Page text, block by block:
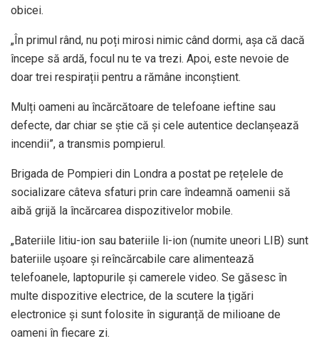
obicei.
„În primul rând, nu poți mirosi nimic când dormi, așa că dacă
începe să ardă, focul nu te va trezi. Apoi, este nevoie de
doar trei respirații pentru a rămâne inconștient.
Mulți oameni au încărcătoare de telefoane ieftine sau
defecte, dar chiar se știe că și cele autentice declanșează
incendii”, a transmis pompierul.
Brigada de Pompieri din Londra a postat pe rețelele de
socializare câteva sfaturi prin care îndeamnă oamenii să
aibă grijă la încărcarea dispozitivelor mobile.
„Bateriile litiu-ion sau bateriile li-ion (numite uneori LIB) sunt
bateriile ușoare și reîncărcabile care alimentează
telefoanele, laptopurile și camerele video. Se găsesc în
multe dispozitive electrice, de la scutere la țigări
electronice și sunt folosite în siguranță de milioane de
oameni în fiecare zi.